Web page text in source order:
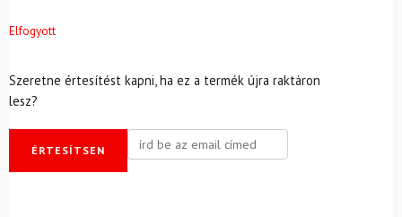
Elfogyott
Szeretne értesítést kapni, ha ez a termék újra raktáron
lesz?
ÉRTESÍTSEN